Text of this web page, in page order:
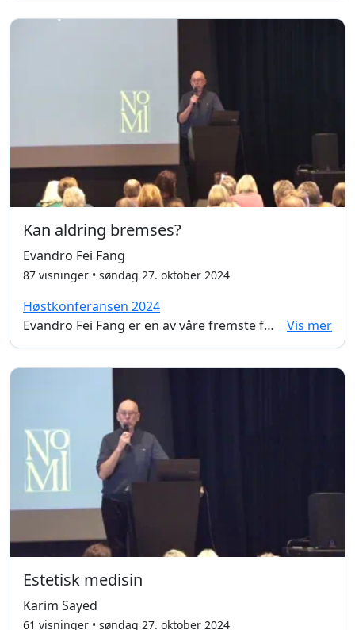
Kan aldring bremses?
Evandro Fei Fang
87 visninger • søndag 27. oktober 2024
Høstkonferansen 2024
Evandro Fei Fang er en av våre fremste forskere innenfor aldring og stiller spørsmålet: Kan aldring bremses? I foredraget får vi innsikt i noe av det aller nyeste innen forskingen innen aldring, hvor blant annet viktigheten av NAD+ blir løftet frem som sentralt.
Vis mer
Estetisk medisin
Karim Sayed
61 visninger • søndag 27. oktober 2024